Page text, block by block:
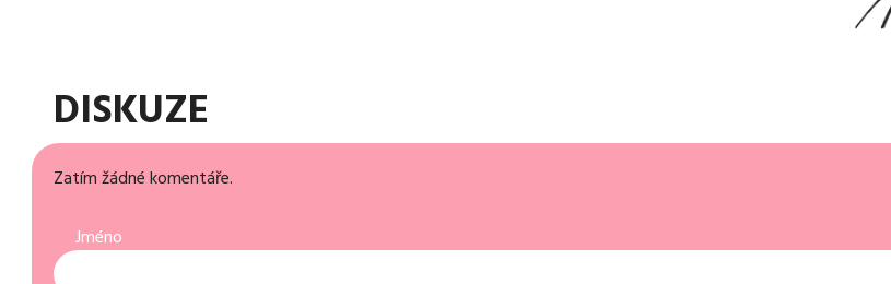
DISKUZE
Zatím žádné komentáře.
Jméno